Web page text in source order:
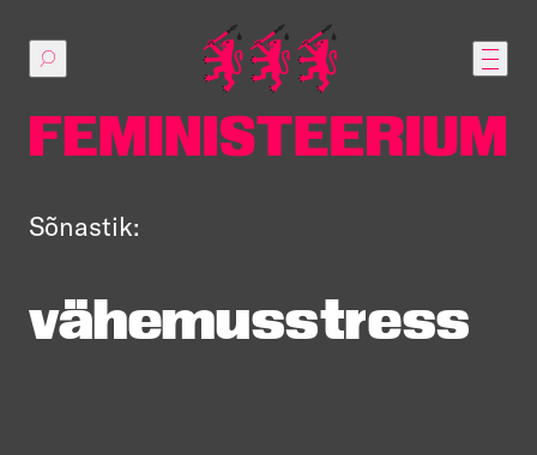
sisu
juurde
Sõnastik:
vähemusstress